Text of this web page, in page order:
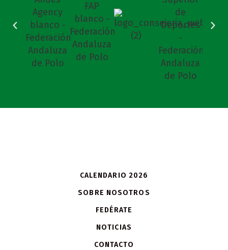
CALENDARIO 2026
SOBRE NOSOTROS
FEDÉRATE
NOTICIAS
CONTACTO